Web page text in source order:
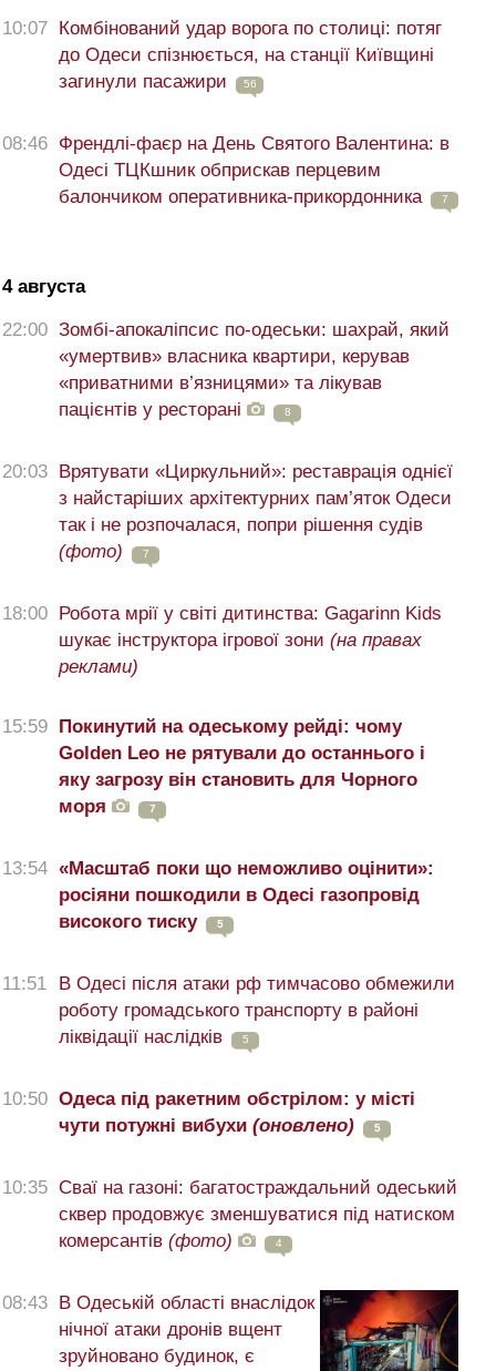
10:07
Комбінований удар ворога по столиці: потяг
до Одеси спізнюється, на станції Київщині
загинули пасажири
56
08:46 Френдлі-фаєр на День Святого Валентина: в
Одесі ТЦКшник обприскав перцевим
балончиком оперативника-прикордонника
7
4 августа
22:00 Зомбі-апокаліпсис по-одеськи: шахрай, який
«умертвив» власника квартири, керував
«приватними в’язницями» та лікував
пацієнтів у ресторані
8
20:03
Врятувати «Циркульний»: реставрація однієї
з найстаріших архітектурних пам’яток Одеси
так і не розпочалася, попри рішення судів
(фото)
7
18:00
Робота мрії у світі дитинства: Gagarinn Kids
шукає інструктора ігрової зони (на правах
реклами)
15:59
Покинутий на одеському рейді: чому
Golden Leo не рятували до останнього і
яку загрозу він становить для Чорного
моря
7
13:54 «Масштаб поки що неможливо оцінити»:
росіяни пошкодили в Одесі газопровід
високого тиску
5
11:51
В Одесі після атаки рф тимчасово обмежили
роботу громадського транспорту в районі
ліквідації наслідків
5
10:50 Одеса під ракетним обстрілом: у місті
чути потужні вибухи (оновлено) 5
10:35 Сваї на газоні: багатостраждальний одеський
сквер продовжує зменшуватися під натиском
комерсантів (фото) 4
08:43
В Одеській області внаслідок
нічної атаки дронів вщент
зруйновано будинок, є